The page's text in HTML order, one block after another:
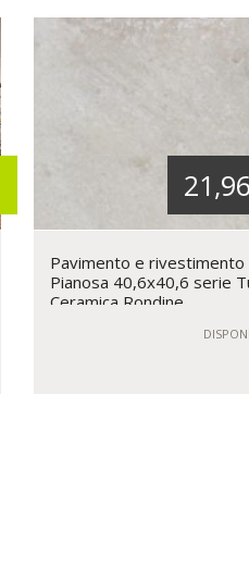
Pavimento e rivestimento
Pianosa 40,6x40,6 serie
Ceramica Rondine